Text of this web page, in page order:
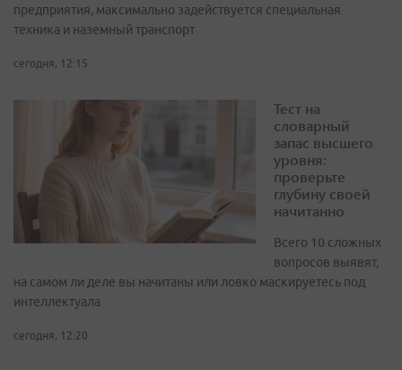
предприятия, максимально задействуется специальная
техника и наземный транспорт
сегодня, 12:15
Тест на
словарный
запас высшего
уровня:
проверьте
глубину своей
начитанно
Всего 10 сложных
вопросов выявят,
на самом ли деле вы начитаны или ловко маскируетесь под
интеллектуала
сегодня, 12:20